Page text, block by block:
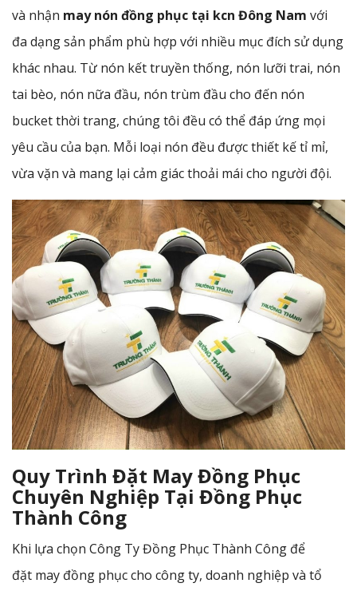
và nhận may nón đồng phục tại kcn Đông Nam với
đa dạng sản phẩm phù hợp với nhiều mục đích sử dụng
khác nhau. Từ nón kết truyền thống, nón lưỡi trai, nón
tai bèo, nón nữa đầu, nón trùm đầu cho đến nón
bucket thời trang, chúng tôi đều có thể đáp ứng mọi
yêu cầu của bạn. Mỗi loại nón đều được thiết kế tỉ mỉ,
vừa vặn và mang lại cảm giác thoải mái cho người đội.
Quy Trình Đặt May Đồng Phục
Chuyên Nghiệp Tại Đồng Phục
Thành Công
Khi lựa chọn Công Ty Đồng Phục Thành Công để
đặt may đồng phục cho công ty, doanh nghiệp và tổ